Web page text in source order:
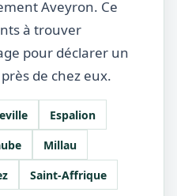
Aveyron. Ce
à trouver
pour déclarer un
de chez eux.
Espalion
Millau
Saint-Affrique